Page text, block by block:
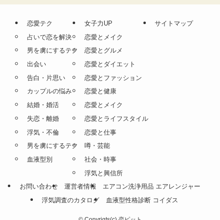
恋愛テク
占いで恋を解決
男を虜にするテク
出会い
告白・片思い
カップルの悩み
結婚・婚活
失恋・離婚
浮気・不倫
男を虜にするテク
血液型別
女子力UP
恋愛とメイク
恋愛とグルメ
恋愛とダイエット
恋愛とファッション
恋愛と健康
恋愛とメイク
恋愛とライフスタイル
恋愛と仕事
噂・芸能
社会・時事
浮気と興信所
サイトマップ
お問い合わせ 運営者情報
エアコン洗浄用品 エアレンジャー
浮気調査のカタログ
血液型性格診断 コイダス